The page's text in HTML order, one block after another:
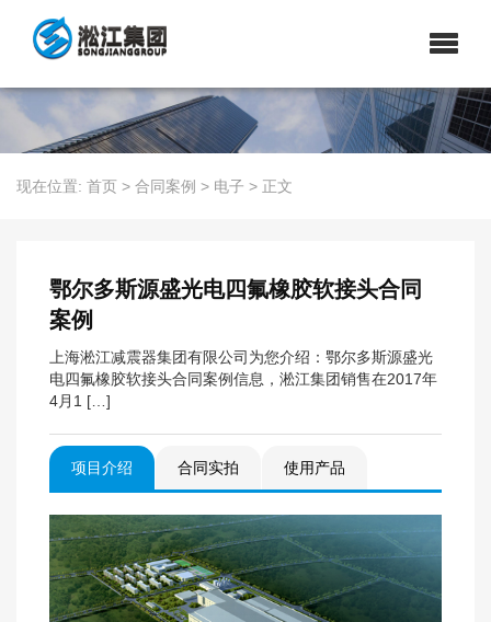
现在位置: 首页 > 合同案例 > 电子 > 正文
鄂尔多斯源盛光电四氟橡胶软接头合同
案例
上海淞江减震器集团有限公司为您介绍：鄂尔多斯源盛光
电四氟橡胶软接头合同案例信息，淞江集团销售在2017年
4月1 […]
项目介绍 合同实拍 使用产品